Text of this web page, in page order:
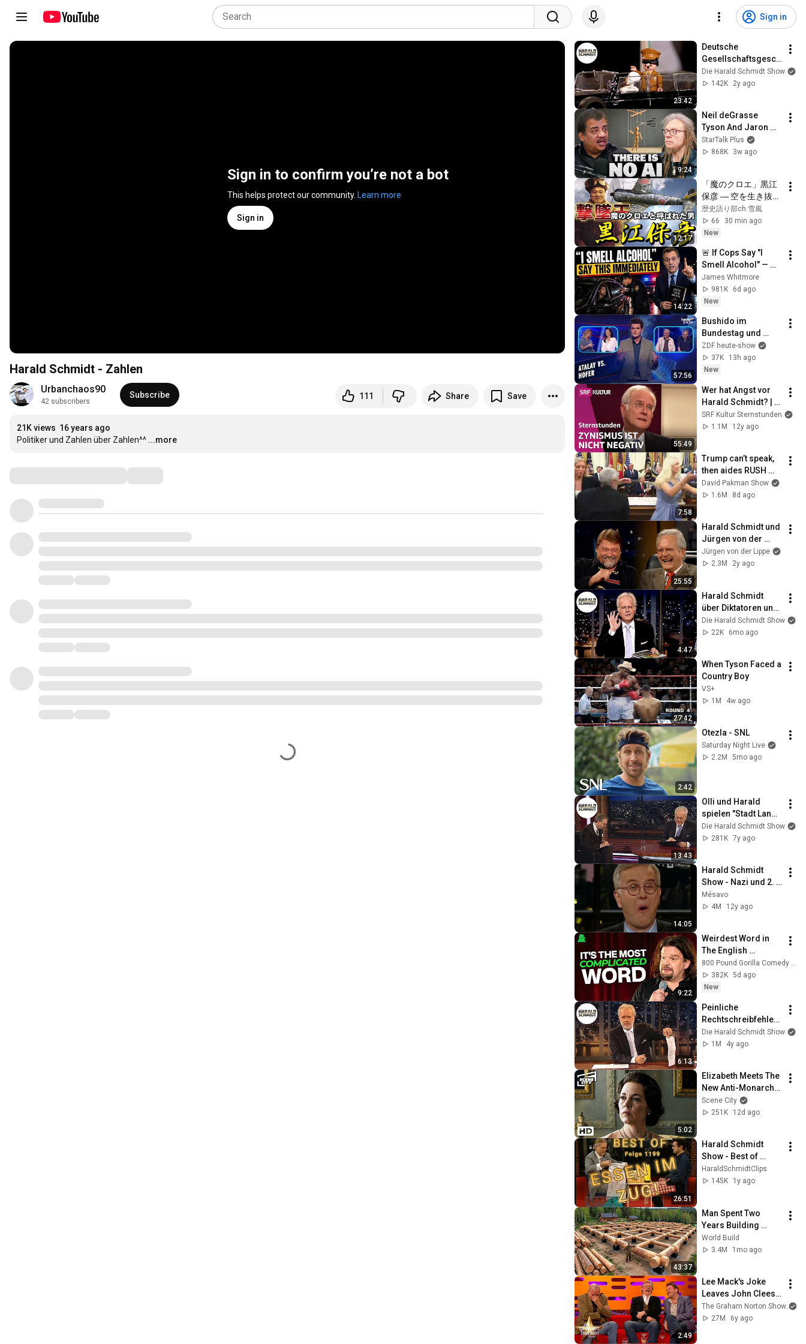
Sign in
Sign in to confirm you’re not a bot
This helps protect our community. Learn more
Sign in
Harald Schmidt - Zahlen
Urbanchaos90
42 subscribers
Subscribe 111 Share Save
21K views 16 years ago
Politiker und Zahlen über Zahlen^^ ...more
23:42
Deutsche
Gesellschaftsgesch
ichte mit Playmobil
erklärt | Die Harald
Die Harald Schmidt Show
142K
2y ago
9:24
Neil deGrasse
Tyson And Jaron
Lanier on the AI
Illusion
StarTalk Plus
868K
3w ago
12:17
「魔のクロエ」黒江
保彦 ― 空を生き抜い
た撃墜王の生涯（ノ
モンハン、かわせみ
部隊、加藤隼戦闘
戦技指導、航空自衛
隊）
歴史語り部ch.雪風
66
30 min ago
New
14:22
🚨 If Cops Say "I
Smell Alcohol" —
Say THIS
Immediately (It's a
Trap)
James Whitmore
981K
6d ago
New
57:56
Bushido im
Bundestag und
enge Hosen im
Weißen Haus: Wer
gewinnt das Politik-
extra
ZDF heute-show
37K
13h ago
New
55:49
Wer hat Angst vor
Harald Schmidt? |
Sternstunde
Philosophie | SRF
SRF Kultur Sternstunden
1.1M
12y ago
7:58
Trump can’t speak,
then aides RUSH
reporters out
David Pakman Show
1.6M
8d ago
25:55
Harald Schmidt und
Jürgen von der
Lippe - Ein
exklusives
Jürgen von der Lippe
2.3M
2y ago
4:47
Harald Schmidt
über Diktatoren und
die Guttenberg
Plagiatsaffäre | Die
Die Harald Schmidt Show
22K
6mo ago
27:42
When Tyson Faced a
Country Boy
VS+
1M
4w ago
2:42
Otezla - SNL
Saturday Night Live
2.2M
5mo ago
13:43
Olli und Harald
spielen "Stadt Land
Fluss" | Die Harald
Schmidt Show (SKY)
Die Harald Schmidt Show
281K 7y ago
14:05
Harald Schmidt
Show - Nazi und 2.
Weltkrieg Part1
Mésavo
4M
12y ago
9:22
Weirdest Word in
The English
Language | ISMO |
Hello
800 Pound Gorilla Comedy Slices
382K 5d ago
New
6:13
Peinliche
Rechtschreibfehler
im Brief des
Rechtsanwalts | Die
Die Harald Schmidt Show
1M
4y ago
5:02
Elizabeth Meets The
New Anti-Monarchy
Prime Minister | The
Crown (Olivia
Scene City
251K
12d ago
26:51
Harald Schmidt
Show - Best of
Folge 1199 - Essen
im Zug, Irak,
HaraldSchmidtClips
145K
1y ago
43:37
Man Spent Two
Years Building
HUGE Wooden
House for his
@bjornbrenton
World Build
3.4M
1mo ago
2:49
Lee Mack's Joke
Leaves John Cleese
In Near Tears | The
Graham Norton
The Graham Norton Show
27M
6y ago